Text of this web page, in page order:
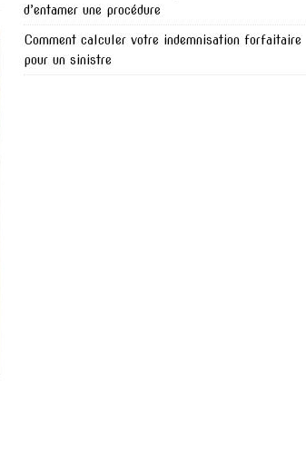
d’entamer une procédure
Comment calculer votre indemnisation forfaitaire
pour un sinistre